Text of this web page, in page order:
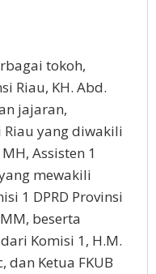
tokoh,
Riau, KH. Abd.
jajaran,
Riau yang diwakili
Assisten 1
mewakili
1 DPRD Provinsi
beserta
Komisi 1, H.M.
dan Ketua FKUB